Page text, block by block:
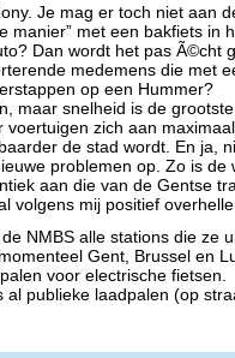
Je mag er toch niet aan
manier” met een bakfiets in
Dan wordt het pas Ã©cht
medemens die met
op een Hummer?
maar snelheid is de
zich aan
de stad wordt. En ja,
problemen op. Zo is de
aan die van de Gentse
volgens mij positief
NMBS alle stations die ze
Gent, Brussel en
voor electrische fietsen.
al publieke laadpalen (op